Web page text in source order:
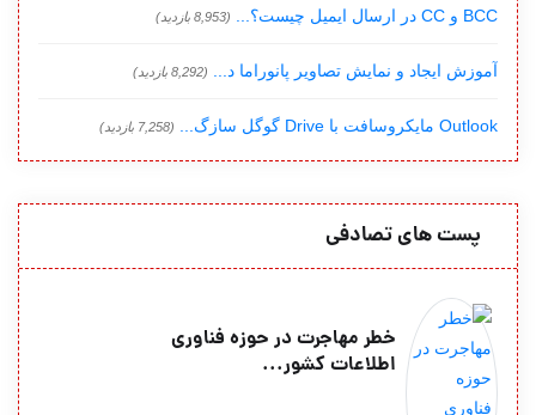
BCC و CC در ارسال ایمیل چیست؟... (8,953 بازدید)
آموزش ایجاد و نمایش تصاویر پانوراما د... (8,292 بازدید)
Outlook مایکروسافت با Drive گوگل سازگ... (7,258 بازدید)
پست های تصادفی
خطر مهاجرت در حوزه فناوری
اطلاعات کشور...